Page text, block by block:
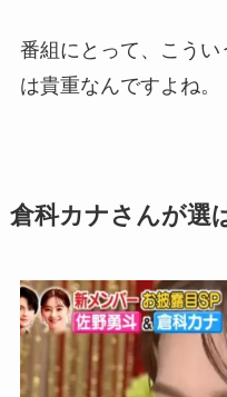
番組にとって、こうい
は貴重なんですよね。
倉科カナさんが選